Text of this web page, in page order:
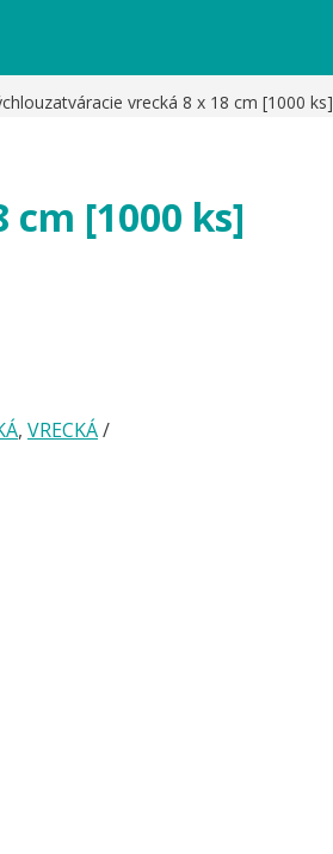
vrecká 8 x 18 cm [1000 ks]
[1000 ks]
, VRECKÁ